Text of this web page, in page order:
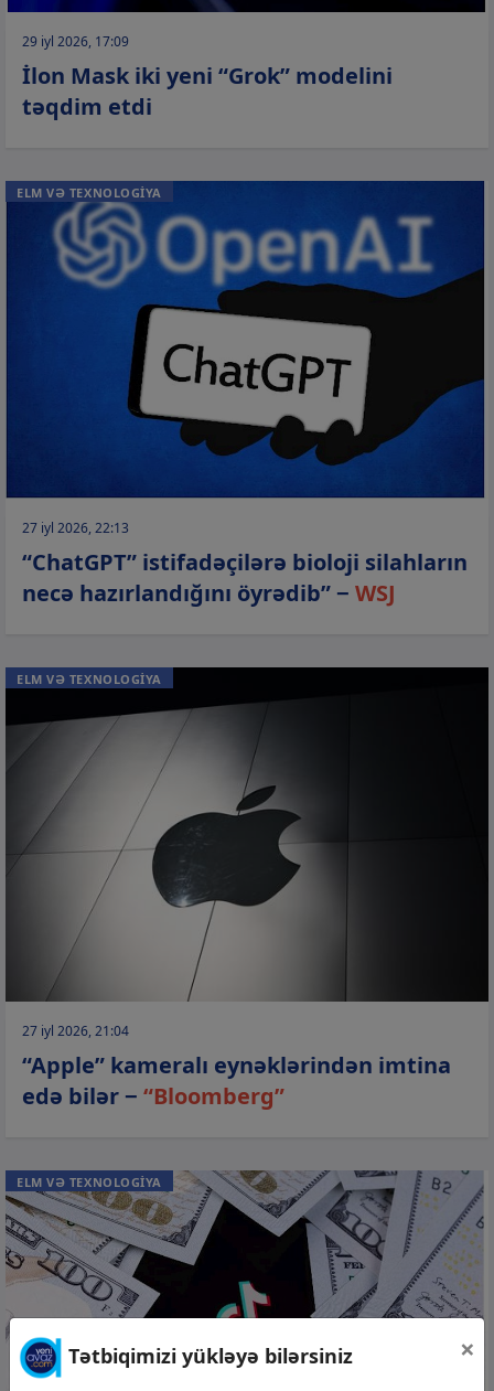
29 iyl 2026, 17:09
İlon Mask iki yeni “Grok” modelini
təqdim etdi
ELM VƏ TEXNOLOGİYA
27 iyl 2026, 22:13
“ChatGPT” istifadəçilərə bioloji silahların
necə hazırlandığını öyrədib” − WSJ
ELM VƏ TEXNOLOGİYA
27 iyl 2026, 21:04
“Apple” kameralı eynəklərindən imtina
edə bilər − “Bloomberg”
ELM VƏ TEXNOLOGİYA
Tətbiqimizi yükləyə bilərsiniz ×